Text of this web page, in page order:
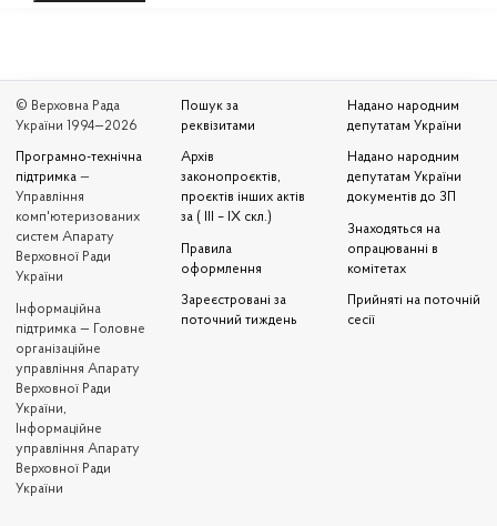
© Верховна Рада
України 1994—2026
Програмно-технічна
підтримка —
Управління
комп'ютеризованих
систем Апарату
Верховної Ради
України
Iнформаційна
підтримка — Головне
організаційне
управління Апарату
Верховної Ради
України,
Інформаційне
управління Апарату
Верховної Ради
України
Пошук за
реквізитами
Архів
законопроєктів,
проєктів інших актів
за ( III – IX скл.)
Правила
оформлення
Зареєстровані за
поточний тиждень
Надано народним
депутатам України
Надано народним
депутатам України
документів до ЗП
Знаходяться на
опрацюванні в
комітетах
Прийняті на поточній
сесії